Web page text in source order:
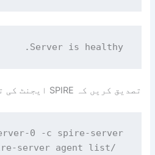
Server is healthy.
تصدیق کریں کہ SPIRE ایجنٹ کی تصدیق ہے۔
  /opt/spire/bin/spire-server agent list